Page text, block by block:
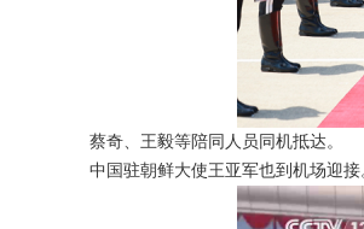
蔡奇、王毅等陪同人员同机抵达。
中国驻朝鲜大使王亚军也到机场迎接